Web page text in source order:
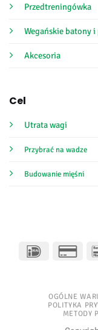
Przedtreningówka
Wegańskie batony i
Akcesoria
Cel
Utrata wagi
Przybrać na wadze
Budowanie mięśni
IDeal
OGÓLNE
POLITYKA
METODY